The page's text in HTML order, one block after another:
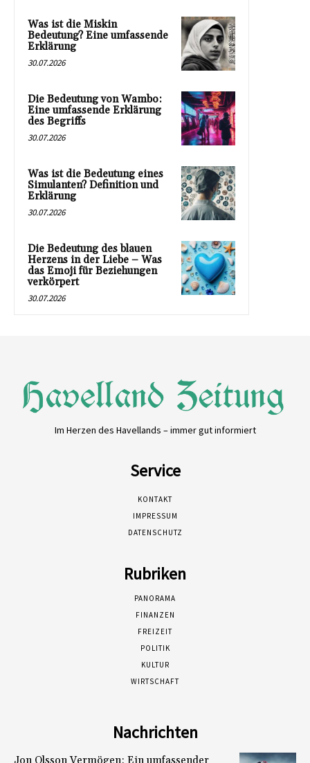
Was ist die Miskin
Bedeutung? Eine umfassende
Erklärung
30.07.2026
Die Bedeutung von Wambo:
Eine umfassende Erklärung
des Begriffs
30.07.2026
Was ist die Bedeutung eines
Simulanten? Definition und
Erklärung
30.07.2026
Die Bedeutung des blauen
Herzens in der Liebe – Was
das Emoji für Beziehungen
verkörpert
30.07.2026
Im Herzen des Havellands – immer gut informiert
Service
KONTAKT
IMPRESSUM
DATENSCHUTZ
Rubriken
PANORAMA
FINANZEN
FREIZEIT
POLITIK
KULTUR
WIRTSCHAFT
Nachrichten